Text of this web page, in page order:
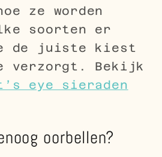
ze worden
soorten er
de juiste kiest
verzorgt. Bekijk
eye sieraden
oorbellen?